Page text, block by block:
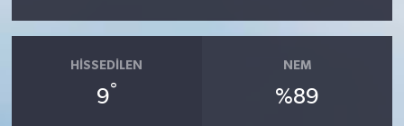
HISSEDILEN
9°
NEM
%89